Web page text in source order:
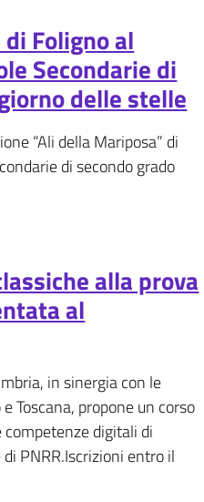
Foligno al
Secondarie di
delle stelle
“Ali della Mariposa” di
di secondo grado
alla prova
al
in sinergia con le
Toscana, propone un corso
digitali di
PNRR.Iscrizioni entro il